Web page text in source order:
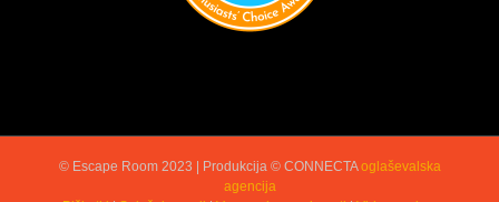
© Escape Room 2023 | Produkcija © CONNECTAoglaševalska
agencija